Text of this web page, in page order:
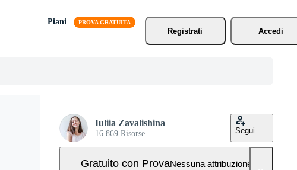
Piani
Registrati
Accedi
Iuliia Zavalishina
16.869 Risorse Segui
Gratuito con ProvaNessuna attribuzione